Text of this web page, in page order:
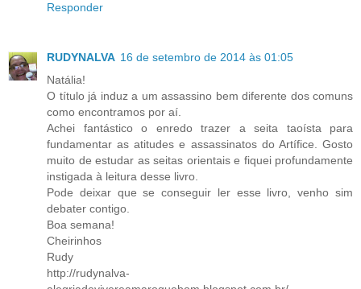
Responder
RUDYNALVA 16 de setembro de 2014 às 01:05
Natália!
O título já induz a um assassino bem diferente dos comuns
como encontramos por aí.
Achei fantástico o enredo trazer a seita taoísta para
fundamentar as atitudes e assassinatos do Artífice. Gosto
muito de estudar as seitas orientais e fiquei profundamente
instigada à leitura desse livro.
Pode deixar que se conseguir ler esse livro, venho sim
debater contigo.
Boa semana!
Cheirinhos
Rudy
http://rudynalva-